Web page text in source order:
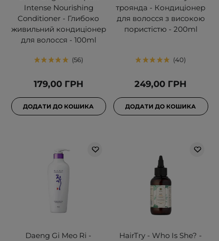
Intense Nourishing
Conditioner - Глибоко
живильний кондиціонер
для волосся - 100ml
56
179,00 ГРН
ДОДАТИ ДО КОШИКА
троянда - Кондиціонер
для волосся з високою
пористістю - 200ml
40
249,00 ГРН
ДОДАТИ ДО КОШИКА
Daeng Gi Meo Ri -
HairTry - Who Is She? -